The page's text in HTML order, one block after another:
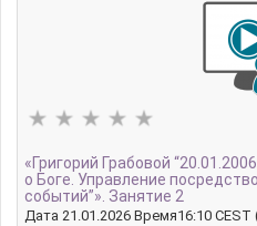
«Григорий Грабовой
о Боге. Управление
событий”». Занятие 2
Дата 21.01.2026 Время16:10